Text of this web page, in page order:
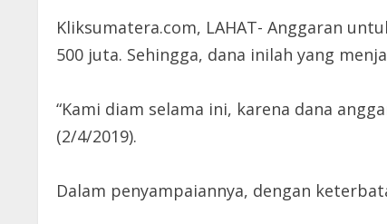
Kliksumatera.com, LAHAT- Anggaran
500 juta. Sehingga, dana inilah yang
“Kami diam selama ini, karena dana
(2/4/2019).
Dalam penyampaiannya, dengan